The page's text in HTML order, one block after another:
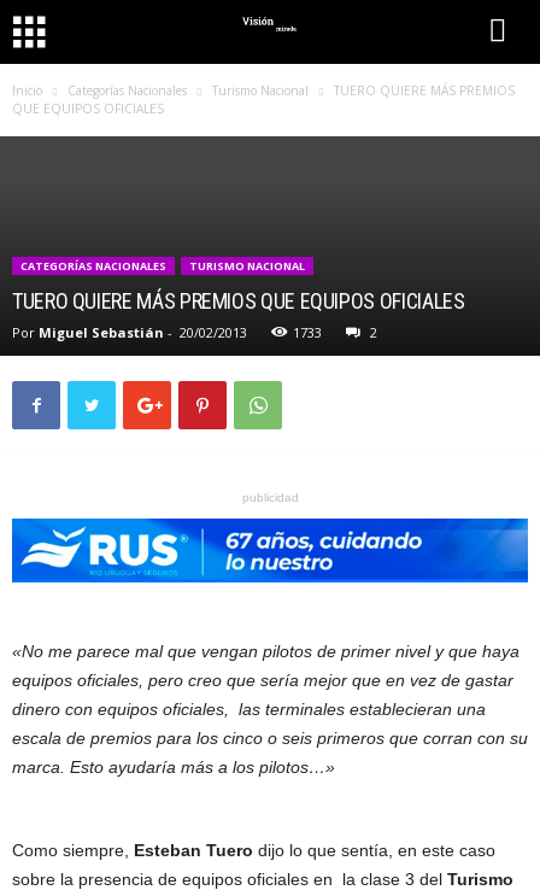
Inicio Categorías Nacionales Turismo Nacional
TUERO QUIERE MÁS PREMIOS
QUE EQUIPOS OFICIALES
CATEGORÍAS NACIONALES TURISMO NACIONAL
TUERO QUIERE MÁS PREMIOS QUE EQUIPOS OFICIALES
Por Miguel Sebastián - 20/02/2013 1733 2
publicidad
«No me parece mal que vengan pilotos de primer nivel y que haya
equipos oficiales, pero creo que sería mejor que en vez de gastar
dinero con equipos oficiales, las terminales establecieran una
escala de premios para los cinco o seis primeros que corran con su
marca. Esto ayudaría más a los pilotos…»
Como siempre, Esteban Tuero dijo lo que sentía, en este caso
sobre la presencia de equipos oficiales en la clase 3 del Turismo